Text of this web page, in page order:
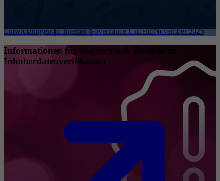
Entwicklungen im Internet Governance Umfeld November 2025
Informationen für Registrare & Reseller zu
Inhaberdatenverifikation